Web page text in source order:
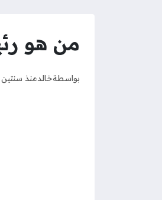
من هو
بواسطةخالدمنذ سنتين